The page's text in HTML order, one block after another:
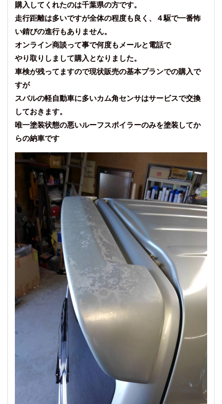
購入してくれたのは千葉県の方です。
走行距離は多いですが全体の程度も良く、４駆で一番怖
い錆びの進行もありません。
オンライン商談って事で何度もメールと電話で
やり取りしまして購入となりました。
車検が残ってますので現状販売の基本プランでの購入で
すが
スバルの軽自動車に多いカム角センサはサービスで交換
しておきます。
唯一塗装状態の悪いルーフスポイラーのみを塗装してか
らの納車です